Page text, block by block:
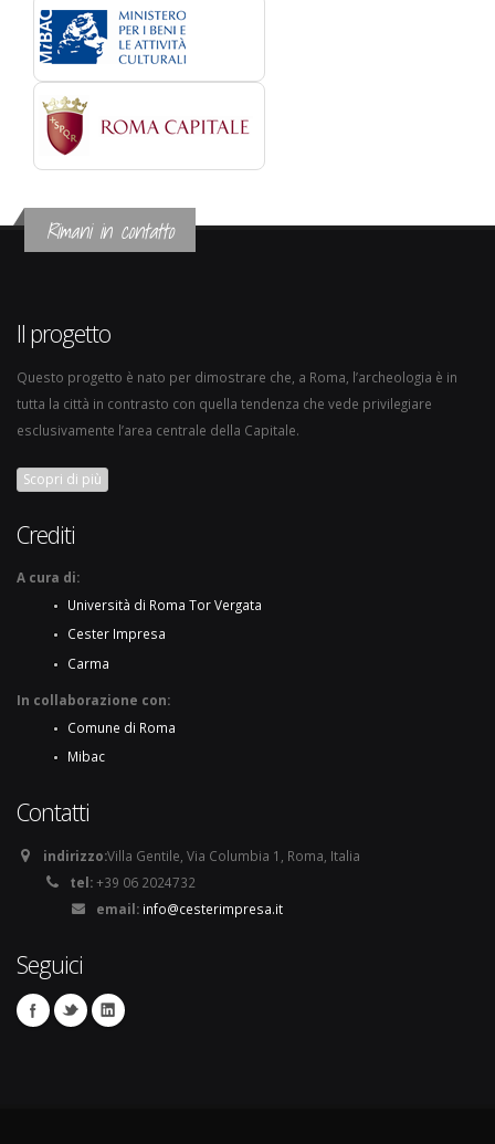
Rimani in contatto
Il progetto
Questo progetto è nato per dimostrare che, a Roma, l’archeologia è in
tutta la città in contrasto con quella tendenza che vede privilegiare
esclusivamente l’area centrale della Capitale.
Scopri di più
Crediti
A cura di:
Università di Roma Tor Vergata
Cester Impresa
Carma
In collaborazione con:
Comune di Roma
Mibac
Contatti
indirizzo:Villa Gentile, Via Columbia 1, Roma, Italia
tel:+39 06 2024732
email: info@cesterimpresa.it
Seguici